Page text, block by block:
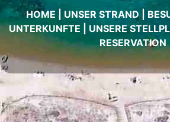
HOME UNSER STRAND
UNTERKUNFTE
UNSERE
RESERVATION